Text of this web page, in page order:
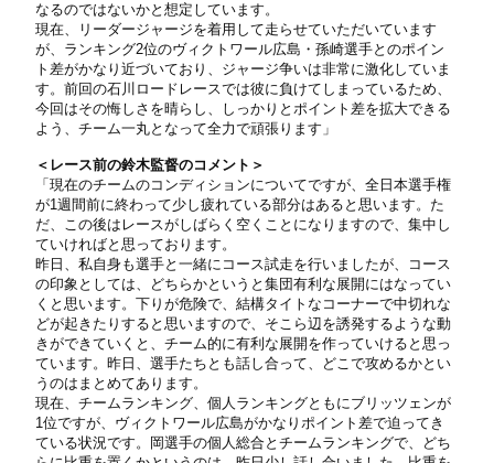
なるのではないかと想定しています。
現在、リーダージャージを着用して走らせていただいています
が、ランキング2位のヴィクトワール広島・孫崎選手とのポイン
ト差がかなり近づいており、ジャージ争いは非常に激化していま
す。前回の石川ロードレースでは彼に負けてしまっているため、
今回はその悔しさを晴らし、しっかりとポイント差を拡大できる
よう、チーム一丸となって全力で頑張ります」
＜レース前の鈴木監督のコメント＞
「現在のチームのコンディションについてですが、全日本選手権
が1週間前に終わって少し疲れている部分はあると思います。た
だ、この後はレースがしばらく空くことになりますので、集中し
ていければと思っております。
昨日、私自身も選手と一緒にコース試走を行いましたが、コース
の印象としては、どちらかというと集団有利な展開にはなってい
くと思います。下りが危険で、結構タイトなコーナーで中切れな
どが起きたりすると思いますので、そこら辺を誘発するような動
きができていくと、チーム的に有利な展開を作っていけると思っ
ています。昨日、選手たちとも話し合って、どこで攻めるかとい
うのはまとめてあります。
現在、チームランキング、個人ランキングともにブリッツェンが
1位ですが、ヴィクトワール広島がかなりポイント差で迫ってき
ている状況です。岡選手の個人総合とチームランキングで、どち